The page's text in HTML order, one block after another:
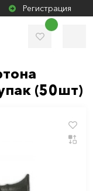
Регистрация
(50шт)